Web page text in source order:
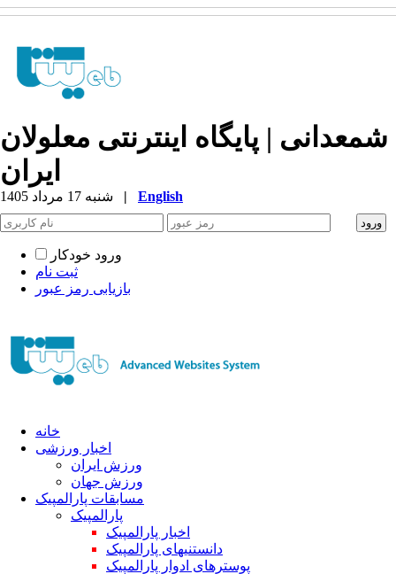
شمعدانی | پایگاه اینترنتی معلولان
ایران
| English
ورود خودکار
ثبت نام
بازیابی رمز عبور
خانه
اخبار ورزشی
ورزش ایران
ورزش جهان
مسابقات پارالمپیک
پارالمپیک
اخبار پارالمپیک
دانستنیهای پارالمپیک
پوسترهای ادوار پارالمپیک